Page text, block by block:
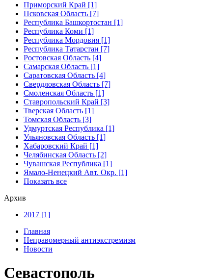
Приморский Край [1]
Псковская Область [7]
Республика Башкортостан [1]
Республика Коми [1]
Республика Мордовия [1]
Республика Татарстан [7]
Ростовская Область [4]
Самарская Область [1]
Саратовская Область [4]
Свердловская Область [7]
Смоленская Область [1]
Ставропольский Край [3]
Тверская Область [1]
Томская Область [3]
Удмуртская Республика [1]
Ульяновская Область [1]
Хабаровский Край [1]
Челябинская Область [2]
Чувашская Республика [1]
Ямало-Ненецкий Авт. Окр. [1]
Показать все
Архив
2017 [1]
Главная
Неправомерный антиэкстремизм
Новости
Севастополь